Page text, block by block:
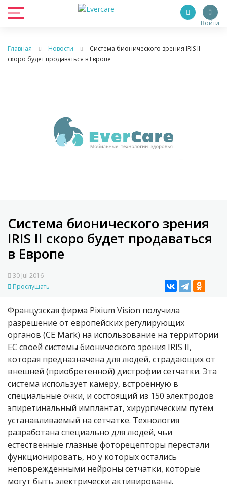
Войти
Главная Новости
Система бионического зрения IRIS II
скоро будет продаваться в Европе
Система бионического зрения
IRIS II скоро будет продаваться
в Европе
30 Jul 2016
Прослушать
Французская фирма Pixium Vision получила
разрешение от европейских регулирующих
органов (CE Mark) на использование на территории
ЕС своей системы бионического зрения IRIS II,
которая предназначена для людей, страдающих от
внешней (приобретенной) дистрофии сетчатки. Эта
система использует камеру, встроенную в
специальные очки, и состоящий из 150 электродов
эпиретинальный имплантат, хирургическим путем
устанавливаемый на сетчатке. Технология
разработана специально для людей, чьи
естественные глазные фоторецепторы перестали
функционировать, но у которых остались
неповрежденными нейроны сетчатки, которые
могут быть электрически активированы.